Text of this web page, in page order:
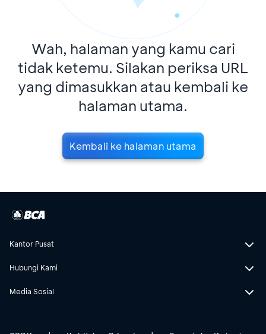
Wah, halaman yang kamu cari
tidak ketemu. Silakan periksa URL
yang dimasukkan atau kembali ke
halaman utama.
Kembali ke halaman utama
Kantor Pusat
Hubungi Kami
Media Sosial